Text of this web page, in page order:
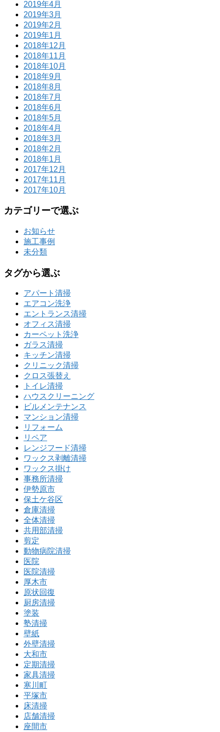
2019年4月
2019年3月
2019年2月
2019年1月
2018年12月
2018年11月
2018年10月
2018年9月
2018年8月
2018年7月
2018年6月
2018年5月
2018年4月
2018年3月
2018年2月
2018年1月
2017年12月
2017年11月
2017年10月
カテゴリーで選ぶ
お知らせ
施工事例
未分類
タグから選ぶ
アパート清掃
エアコン洗浄
エントランス清掃
オフィス清掃
カーペット洗浄
ガラス清掃
キッチン清掃
クリニック清掃
クロス張替え
トイレ清掃
ハウスクリーニング
ビルメンテナンス
マンション清掃
リフォーム
リペア
レンジフード清掃
ワックス剥離清掃
ワックス掛け
事務所清掃
伊勢原市
保土ケ谷区
倉庫清掃
全体清掃
共用部清掃
剪定
動物病院清掃
医院
医院清掃
厚木市
原状回復
厨房清掃
塗装
塾清掃
壁紙
外壁清掃
大和市
定期清掃
家具清掃
寒川町
平塚市
床清掃
店舗清掃
座間市